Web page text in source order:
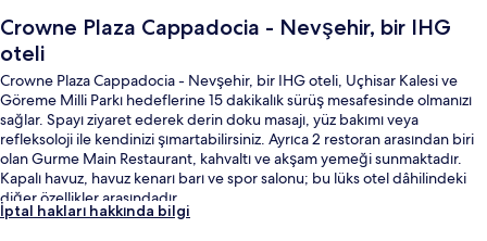
Crowne Plaza Cappadocia - Nevşehir, bir IHG
oteli
Crowne Plaza Cappadocia - Nevşehir, bir IHG oteli, Uçhisar Kalesi ve
Göreme Milli Parkı hedeflerine 15 dakikalık sürüş mesafesinde olmanızı
sağlar. Spayı ziyaret ederek derin doku masajı, yüz bakımı veya
refleksoloji ile kendinizi şımartabilirsiniz. Ayrıca 2 restoran arasından biri
olan Gurme Main Restaurant, kahvaltı ve akşam yemeği sunmaktadır.
Kapalı havuz, havuz kenarı barı ve spor salonu; bu lüks otel dâhilindeki
diğer özellikler arasındadır.
İptal hakları hakkında bilgi